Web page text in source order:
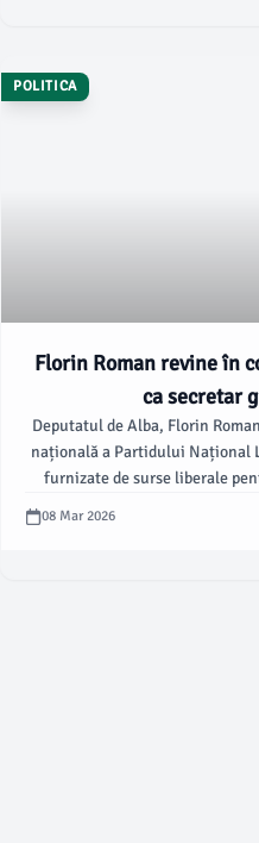
POLITICA
Florin Roman revine în
ca secretar
Deputatul de Alba, Florin
națională a Partidului
furnizate de surse liberale
recente ședințe a Biroului
preia funcția de secretar
08 Mar 2026